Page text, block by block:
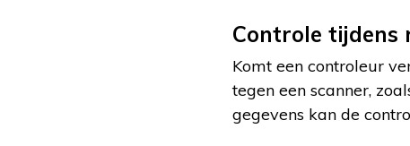
Controle tijdens
Komt een controleur
tegen een scanner,
gegevens kan de